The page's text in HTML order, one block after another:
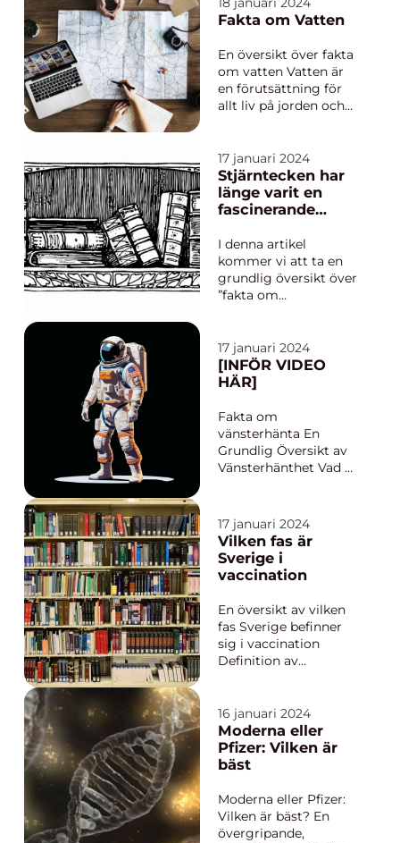
att vara vinkelrätt
sin omloppsbana. I
denna artikel kommer
vi att utforska ...
Fakta om Vatten
En översikt över fakta
om vatten Vatten är
en förutsättning för
allt liv på jorden och
inte bara en viktig del
av vår dagliga kost,
utan det finns också i
naturen i form av
denna ar...
17 januari 2024
Stjärntecken har
länge varit en
fascinerande
astrologi och
många människor
är intresserade av
att lära sig mer
I denna artikel
kommer vi att ta en
grundlig översikt över
”fakta om
omfattande
presentation av vad
det är, olika typer som
stjärntecken och
kvantitativa
mätningar relaterade
till dem. Vi kommer...
17 januari 2024
[INFÖR VIDEO
HÄR]
Fakta om
vänsterhänta En
Grundlig Översikt av
Vänsterhänthet Vad är
vänsterhänta Att vara
vänsterhänt innebär
att man föredrar att
använda vänster hand
uppgifter som
skrivning, målning,
och att a...
17 januari 2024
Vilken fas är
Sverige i
vaccination
En översikt av vilken
fas Sverige befinner
sig i vaccination
Definition av
vaccinationsfaser och
deras egenskaper
Sverige har aktivt
genomfört ett
för att skydda
befolkningen mot
olika sjukdomar och
16 januari 2024
Moderna eller
Pfizer: Vilken är
bäst
Moderna eller Pfizer:
Vilken är bäst? En
övergripande,